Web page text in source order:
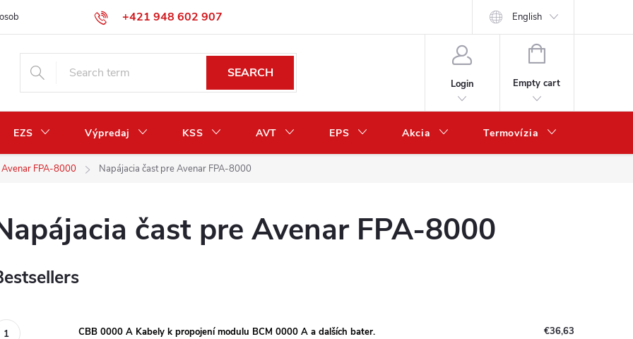
+421 948 602 907
údajov Odstúpenie od zmluvy / vrátenie peňazí English
SEARCH
Login
SHOPPING
Empty cart
EZS Výpredaj KSS AVT EPS Akcia Termovízia
FPA-8000 Napájacia čast pre Avenar FPA-8000
čast pre Avenar FPA-8000
CBB 0000 A Kabely k propojení modulu BCM 0000 A a dalších bater.
€36,63